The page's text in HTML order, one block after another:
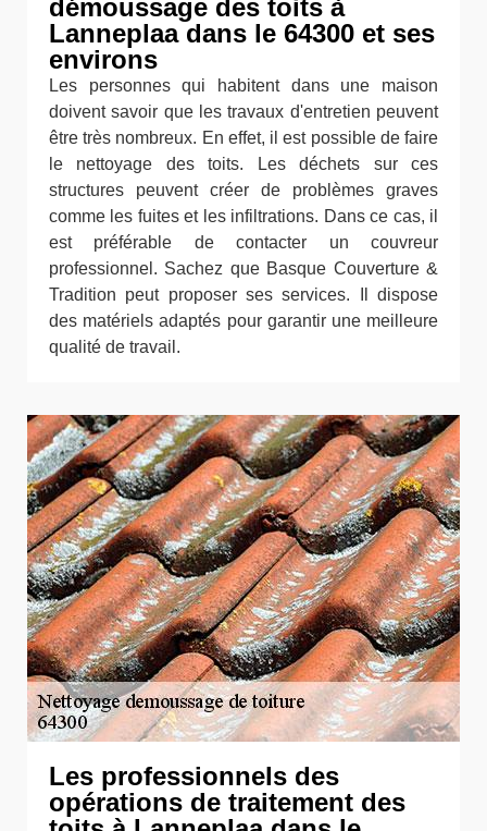
démoussage des toits à
Lanneplaa dans le 64300 et ses
environs
Les personnes qui habitent dans une maison
doivent savoir que les travaux d'entretien peuvent
être très nombreux. En effet, il est possible de faire
le nettoyage des toits. Les déchets sur ces
structures peuvent créer de problèmes graves
comme les fuites et les infiltrations. Dans ce cas, il
est préférable de contacter un couvreur
professionnel. Sachez que Basque Couverture &
Tradition peut proposer ses services. Il dispose
des matériels adaptés pour garantir une meilleure
qualité de travail.
Les professionnels des
opérations de traitement des